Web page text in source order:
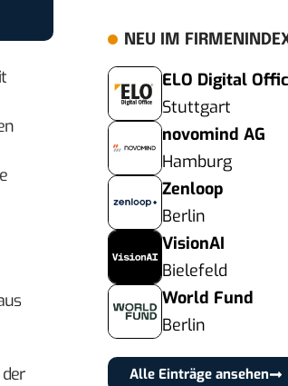
NEU IM
ELO Digital
Stuttgart
novomind AG
Hamburg
Zenloop
Berlin
VisionAI
Bielefeld
World Fund
Berlin
Alle Einträge ansehen